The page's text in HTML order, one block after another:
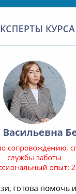
КУРСА
сопровождению,
службы заботы
опыт:
готова помочь и